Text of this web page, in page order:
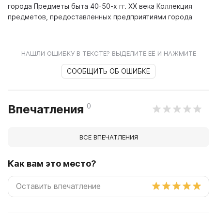
города Предметы быта 40-50-х гг. XX века Коллекция
предметов, предоставленных предприятиями города
НАШЛИ ОШИБКУ В ТЕКСТЕ? ВЫДЕЛИТЕ ЕЁ И НАЖМИТЕ
СООБЩИТЬ ОБ ОШИБКЕ
Впечатления 0
ВСЕ ВПЕЧАТЛЕНИЯ
Как вам это место?